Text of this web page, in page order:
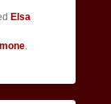
Elsa
.